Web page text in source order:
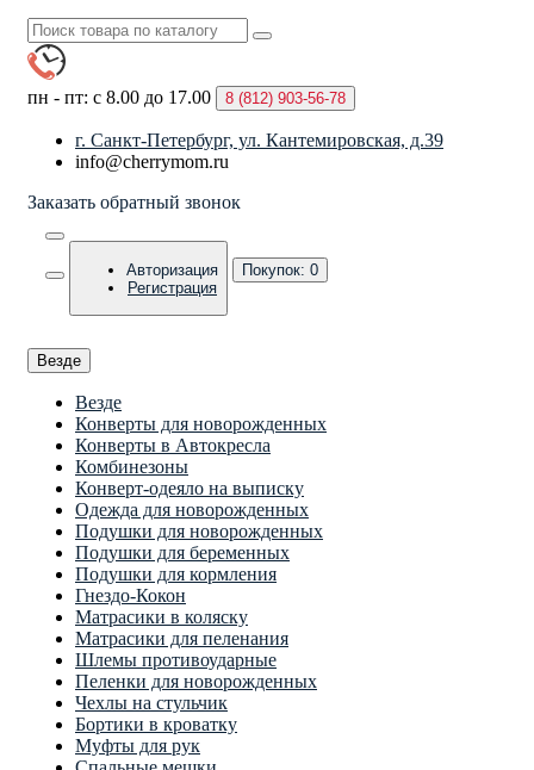
пн - пт: с 8.00 до 17.00 8 (812) 903-56-78
г. Санкт-Петербург, ул. Кантемировская, д.39
info@cherrymom.ru
Заказать обратный звонок
Авторизация
Регистрация
Покупок: 0
Везде
Везде
Конверты для новорожденных
Конверты в Автокресла
Комбинезоны
Конверт-одеяло на выписку
Одежда для новорожденных
Подушки для новорожденных
Подушки для беременных
Подушки для кормления
Гнездо-Кокон
Матрасики в коляску
Матрасики для пеленания
Шлемы противоударные
Пеленки для новорожденных
Чехлы на стульчик
Бортики в кроватку
Муфты для рук